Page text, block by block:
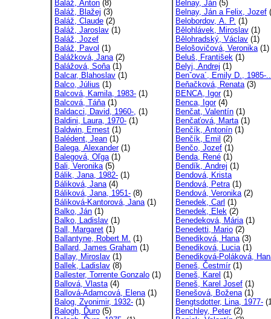
Baláž, Anton (8)
Baláž, Blažej (3)
Baláž, Claude (2)
Baláž, Jaroslav (1)
Baláž, Jozef
Baláž, Pavol (1)
Balážková, Jana(2)
Balážová, Soňa(1)
Balcar, Blahoslav (1)
Balco, Július (1)
Balcová, Kamila, 1983- (1)
Balcová, Táňa(1)
Baldacci, David, 1960-, (1)
Baldini, Laura, 1970- (1)
Baldwin, Ernest (1)
Balédent, Jean (1)
Balega, Alexander(1)
Balegová, Oľga(1)
Bali, Veronika(5)
Bálik, Jana, 1982- (1)
Báliková, Jana(4)
Báliková, Jana, 1951- (8)
Báliková-Kantorová, Jana(1)
Balko, Ján (1)
Balko, Ladislav (1)
Ball, Margaret (1)
Ballantyne, Robert M. (1)
Ballard, James Graham (1)
Ballay, Miroslav (1)
Ballek, Ladislav (8)
Ballester, Torrente Gonzalo (1)
Ballová, Vlasta(4)
Ballová-Adamcová, Elena(1)
Balog, Zvonimir, 1932- (1)
Balogh, Ďuro (5)
Belnay, Ján (5)
Belnay, Ján a Felix, Jozef
Belobordov, A. P. (1)
Bělohlávek, Miroslav (1)
Bělohradský, Václav (1)
Belošovičová, Veronika(1)
Beluš, František (1)
Belyj, Andrej (1)
Benˇova´, Emily D., 1985-..
Beňačková, Renata(3)
BENCA, Igor(1)
Benca, Igor(4)
Benčat, Valentín (1)
Benčaťová, Marta(1)
Benčík, Antonín (1)
Benčík, Emil (2)
Benčo, Jozef (1)
Benda, René (1)
Bendík, Andrej (1)
Bendová, Krista
Bendová, Petra(1)
Bendová, Veronika(2)
Benedek, Carl (1)
Benedek, Elek (2)
Benedeková, Mária(1)
Benedetti, Mario (2)
Benediková, Hana(3)
Benediková, Lucia(1)
Benediková-Poláková,
Beneš, Čestmír(1)
Beneš, Karel (1)
Beneš, Karel Josef (1)
Benešová, Božena(1)
Bengtsdotter, Lina, 1977-
Benchley, Peter(2)